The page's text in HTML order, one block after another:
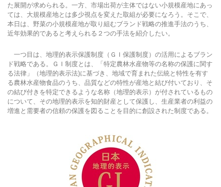
た展開が求められる。一方、市場出荷が主体ではない小規模産地にあっ
ては、大規模産地とは多少視点を変えた取組が必要になろう。そこで、
本日は、野菜の小規模産地が取り組むブランド戦略の推進手法のうち、
近年効果的であると考えられる２つの手法を紹介したい。
一つ目は、地理的表示保護制度（ＧＩ保護制度）の活用によるブラン
ド戦略である。ＧＩ制度とは、「特定農林水産物等の名称の保護に関す
る法律」（地理的表示法)に基づき、地域で育まれた伝統と特性を有す
る農林水産物食品のうち、品質などの特性が産地と結び付いており、そ
の結び付きを特定できるような名称（地理的表示）が付されているもの
について、その地理的表示を知的財産として保護し、生産業者の利益の
増進と需要者の信頼の保護を図ることを目的に創設された制度である。